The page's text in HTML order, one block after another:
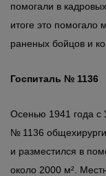
помогали в
итоге это помогало
раненых бойцов и
Госпиталь № 1136
Осенью 1941 года с
№ 1136
и разместился в
около 2000 м².